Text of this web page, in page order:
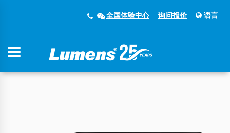
全国体验中心 询问报价 语言